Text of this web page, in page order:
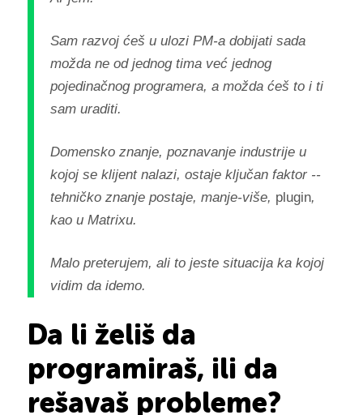
Sam razvoj ćeš u ulozi PM-a dobijati sada
možda ne od jednog tima već jednog
pojedinačnog programera, a možda ćeš to i ti
sam uraditi.
Domensko znanje, poznavanje industrije u
kojoj se klijent nalazi, ostaje ključan faktor --
tehničko znanje postaje, manje-više, plugin,
kao u Matrixu.
Malo preterujem, ali to jeste situacija ka kojoj
vidim da idemo.
Da li želiš da
programiraš, ili da
rešavaš probleme?